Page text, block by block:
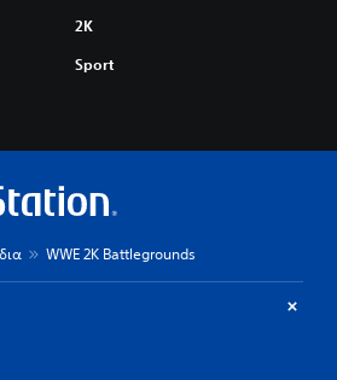
2K
Sport
WWE 2K Battlegrounds